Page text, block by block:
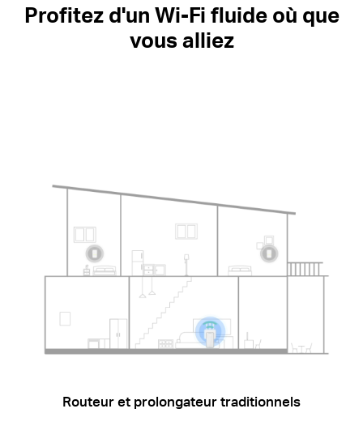
Profitez d'un Wi-Fi fluide où que
vous alliez
Routeur et prolongateur traditionnels